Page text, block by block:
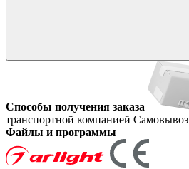
Способы получения заказа
транспортной компанией Самовывоз
Файлы и программы